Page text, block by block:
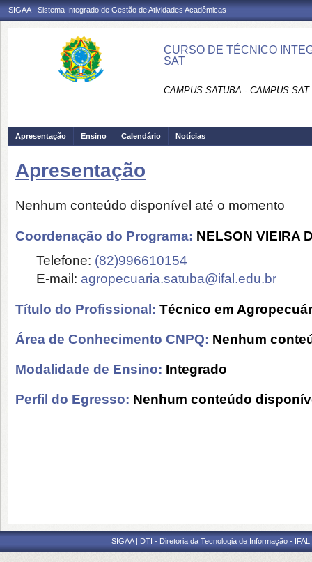
SIGAA - Sistema Integrado de Gestão de Atividades Acadêmicas
CURSO DE TÉCNICO
SAT
CAMPUS SATUBA - CAMPUS-SAT
Apresentação Ensino Calendário Notícias
Apresentação
Nenhum conteúdo disponível até o momento
Coordenação do Programa: NELSON VIEIRA
Telefone: (82)996610154
E-mail: agropecuaria.satuba@ifal.edu.br
Título do Profissional: Técnico em
Área de Conhecimento CNPQ: Nenhum
Modalidade de Ensino: Integrado
Perfil do Egresso: Nenhum conteúdo
SIGAA | DTI - Diretoria da Tecnologia de Informação -